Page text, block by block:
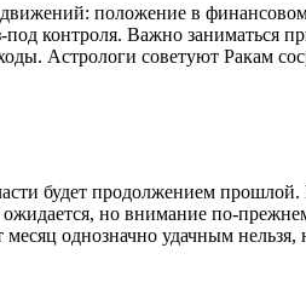
положение в
под контроля. Важно
Астрологи советуют Ракам
будет продолжением
но внимание по-
однозначно удачным